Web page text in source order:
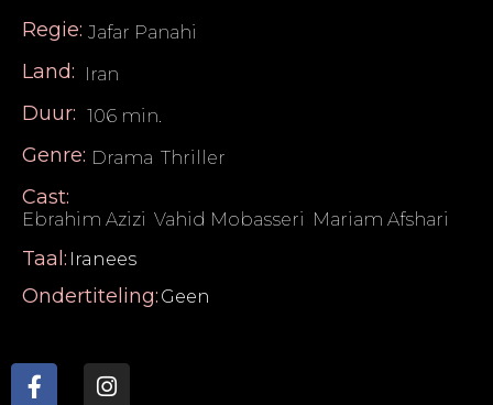
Regie: Jafar Panahi
Land: Iran
Duur: 106 min.
Genre: Drama Thriller
Cast:
Ebrahim Azizi Vahid Mobasseri Mariam Afshari
Taal: Iranees
Ondertiteling: Geen